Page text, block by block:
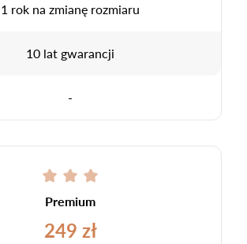
1 rok na zmianę rozmiaru
10 lat gwarancji
-
Premium
249 zł